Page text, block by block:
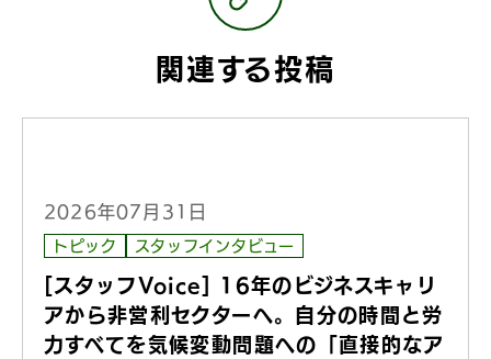
関連する投稿
2026年07月31日
トピック スタッフインタビュー
[スタッフVoice] 16年のビジネスキャリ
アから非営利セクターへ。自分の時間と労
力すべてを気候変動問題への「直接的なア